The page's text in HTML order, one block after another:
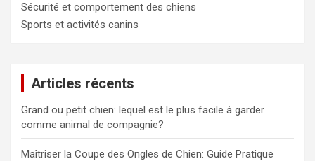
Sécurité et comportement des chiens
Sports et activités canins
Articles récents
Grand ou petit chien: lequel est le plus facile à garder
comme animal de compagnie?
Maîtriser la Coupe des Ongles de Chien: Guide Pratique